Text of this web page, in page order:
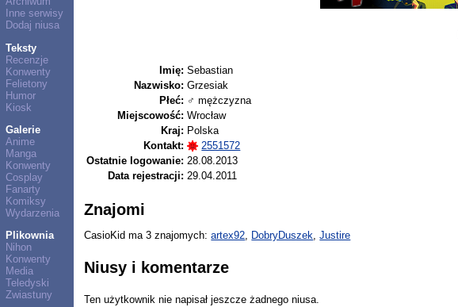
Inne serwisy
Dodaj niusa
Teksty
Recenzje
Konwenty
Felietony
Humor
Kiosk
Galerie
Anime
Manga
Konwenty
Cosplay
Fanarty
Komiksy
Wydarzenia
Plikownia
Nihon
Konwenty
Media
Teledyski
Zwiastuny
Imię: Sebastian
Nazwisko: Grzesiak
Płeć: ♂ mężczyzna
Miejscowość: Wrocław
Kraj: Polska
Kontakt:
2551572
Ostatnie logowanie: 28.08.2013
Data rejestracji: 29.04.2011
Znajomi
CasioKid ma 3 znajomych:artex92, DobryDuszek,Justire
Niusy i komentarze
Ten użytkownik nie napisał jeszcze żadnego niusa.